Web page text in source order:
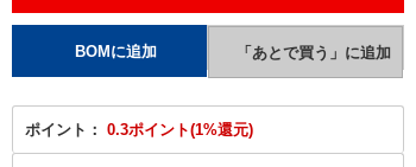
ポイント： 0.3ポイント(1%還元)